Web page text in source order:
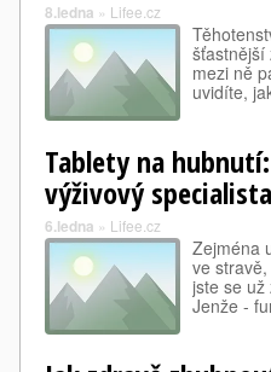
8.ledna » Lifee.cz
šťastnější
mezi ně
uvidíte,
Tablety na
výživový
6.ledna » Lifee.cz
Zejména
ve
jste se
Jenže -